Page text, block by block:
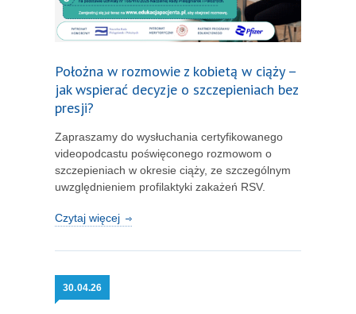
Położna w rozmowie z kobietą w ciąży –
jak wspierać decyzje o szczepieniach bez
presji?
Zapraszamy do wysłuchania certyfikowanego
videopodcastu poświęconego rozmowom o
szczepieniach w okresie ciąży, ze szczególnym
uwzględnieniem profilaktyki zakażeń RSV.
Czytaj więcej
30.04.26